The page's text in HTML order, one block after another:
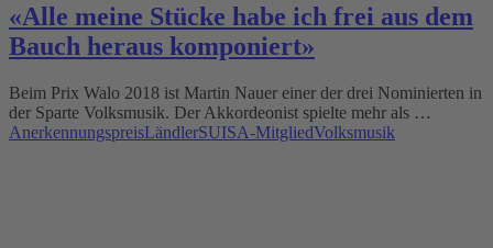
«Alle meine Stücke habe ich frei aus dem
Bauch heraus komponiert»
Beim Prix Walo 2018 ist Martin Nauer einer der drei Nominierten in
der Sparte Volksmusik. Der Akkordeonist spielte mehr als …
AnerkennungspreisLändlerSUISA-MitgliedVolksmusik